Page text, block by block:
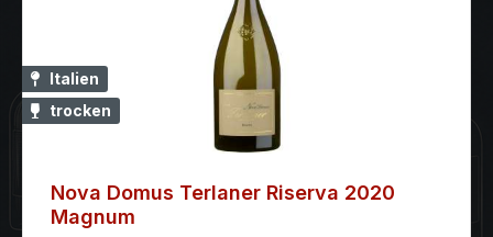
Italien
trocken
Nova Domus Terlaner Riserva 2020
Magnum